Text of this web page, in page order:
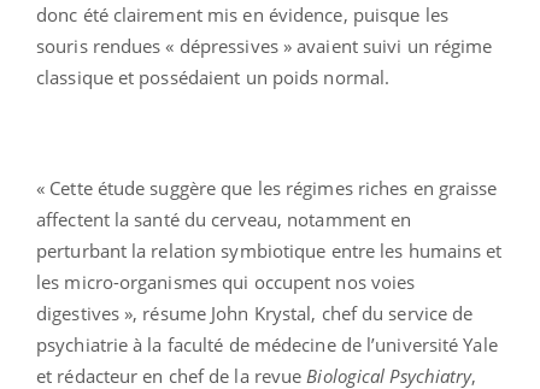
donc été clairement mis en évidence, puisque les
souris rendues « dépressives » avaient suivi un régime
classique et possédaient un poids normal.
« Cette étude suggère que les régimes riches en graisse
affectent la santé du cerveau, notamment en
perturbant la relation symbiotique entre les humains et
les micro-organismes qui occupent nos voies
digestives », résume John Krystal, chef du service de
psychiatrie à la faculté de médecine de l’université Yale
et rédacteur en chef de la revue Biological Psychiatry,